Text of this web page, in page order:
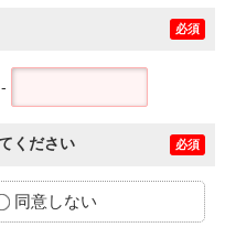
必須
-
ください 必須
同意しない